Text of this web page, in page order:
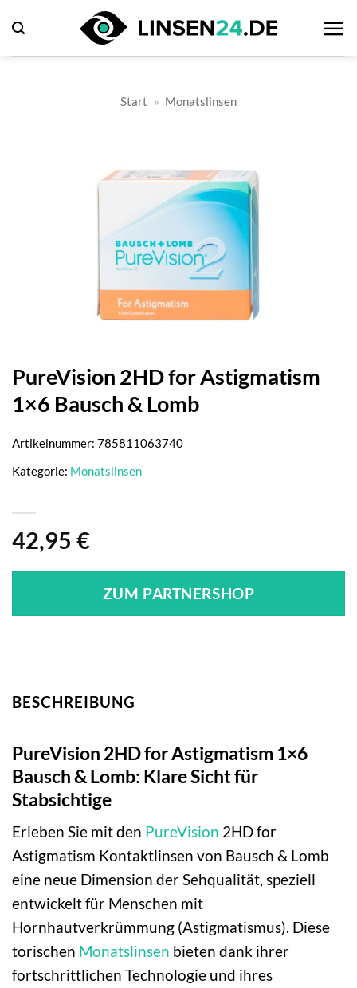
Inhalt
springen
Start » Monatslinsen
PureVision 2HD for Astigmatism
1×6 Bausch & Lomb
42,95 €
ZUM PARTNERSHOP
Artikelnummer: 785811063740
Kategorie: Monatslinsen
BESCHREIBUNG
PureVision 2HD for Astigmatism 1×6
Bausch & Lomb: Klare Sicht für
Stabsichtige
Erleben Sie mit den PureVision 2HD for
Astigmatism Kontaktlinsen von Bausch & Lomb
eine neue Dimension der Sehqualität, speziell
entwickelt für Menschen mit
Hornhautverkrümmung (Astigmatismus). Diese
torischen Monatslinsen bieten dank ihrer
fortschrittlichen Technologie und ihres